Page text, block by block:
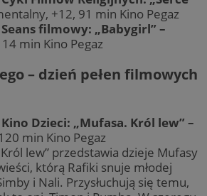
+12, 91 min Kino Pegaz
filmowy: „Babygirl” –
min Kino Pegaz
– dzień pełen filmowych
Dzieci: „Mufasa. Król lew” –
min Kino Pegaz
lew” przedstawia dzieje Mufasy
którą Rafiki snuje młodej
i Nali. Przysłuchują się temu,